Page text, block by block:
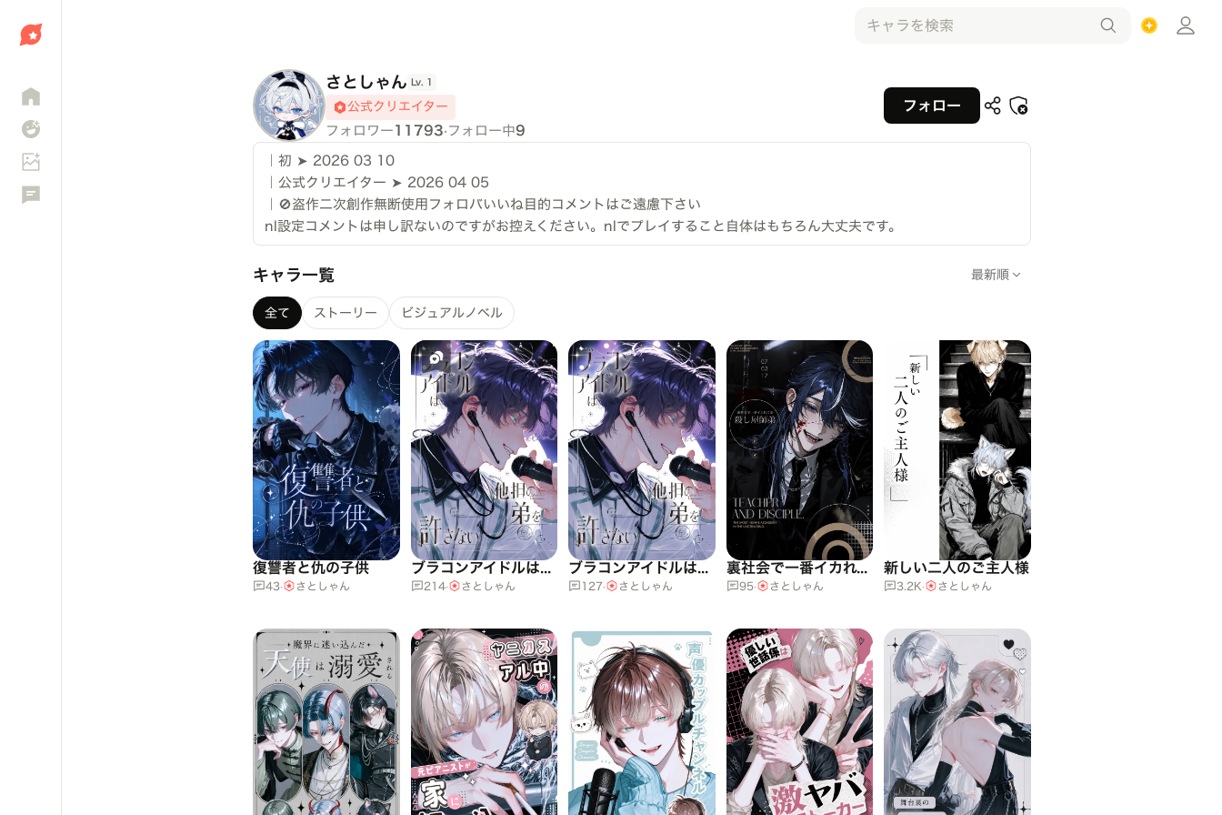
さとしゃん Lv. 1
公式クリエイター
フォロワー 11793· フォロー中9
フォロー
｜初​ ➤ 2026 03 10
｜公式クリエイター ➤ 2026 04 05
｜🚫盗作二次創作無断使用フォロバいいね目的コメントはご遠慮下さい
nl設定コメントは申し訳ないのですがお控えください。nlでプレイすること自体はもちろん大丈夫です。
キャラ一覧 最新順
全て ストーリー ビジュアルノベル
復讐者と仇の子供
43· さとしゃん
ブラコンアイドルは他担の弟を許さない
214· さとしゃん
ブラコンアイドルは他担の弟を許さない
127· さとしゃん
裏社会で一番イカれてる殺し屋師弟
95· さとしゃん
新しい二人のご主人様
3.2K· さとしゃん